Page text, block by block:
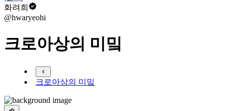
화려희
@hwaryeohi
크로아상의 미밐
크로아상의 미밐